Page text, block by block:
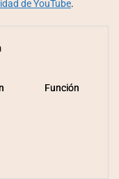
de YouTube.
Función
Función